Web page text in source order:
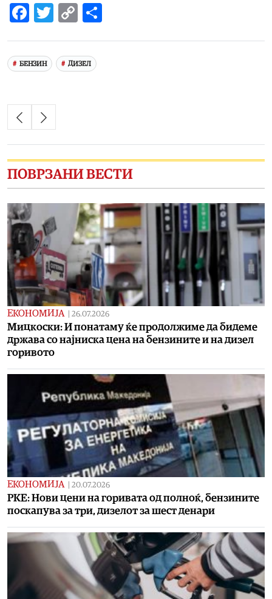
Facebook
Twitter
Copy
БЕНЗИН ДИЗЕЛ
ПОВРЗАНИ ВЕСТИ
ЕКОНОМИЈА 26.07.2026
Мицкоски: И понатаму ќе продолжиме да бидеме
држава со најниска цена на бензините и на дизел
горивото
ЕКОНОМИЈА 20.07.2026
РКЕ: Нови цени на горивата од полноќ, бензините
поскапува за три, дизелот за шест денари